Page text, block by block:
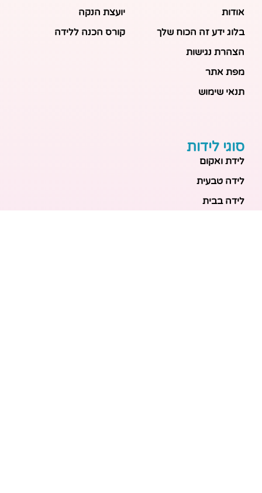
אודות
בלוג ידע זה הכוח שלך
הצהרת נגישות
מפת אתר
תנאי שימוש
יועצת הנקה
קורס הכנה ללידה
סוגי לידות
לידת ואקום
לידה טבעית
לידה בבית